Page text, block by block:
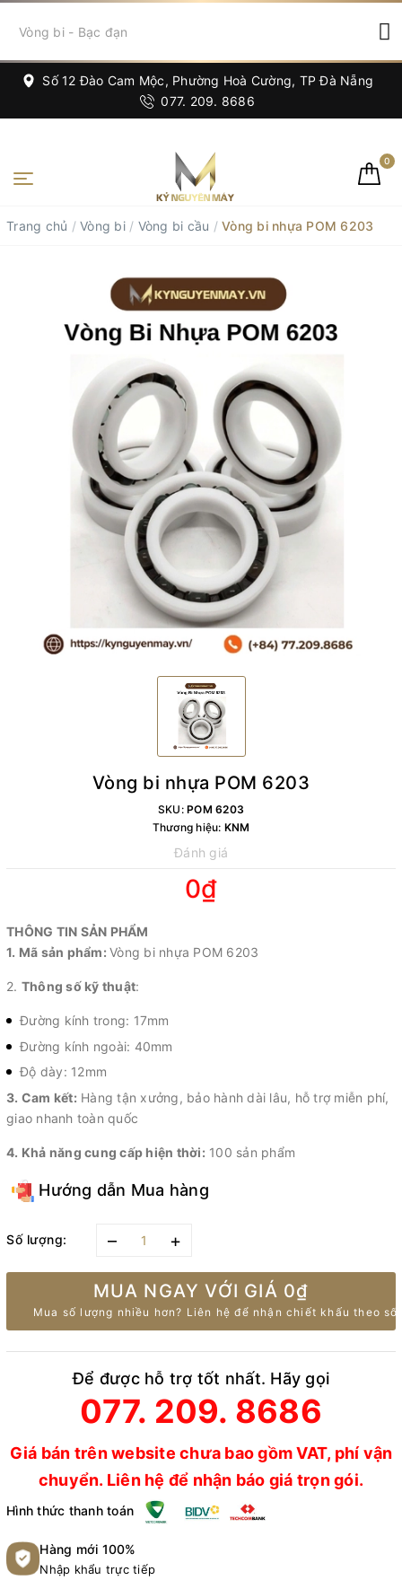
Số 12 Đào Cam Mộc, Phường Hoà Cường, TP Đà Nẵng
077. 209. 8686
0
Trang chủ / Vòng bi/ Vòng bi cầu / Vòng bi nhựa POM 6203
Vòng bi nhựa POM 6203
SKU:POM 6203
Thương hiệu: KNM
Đánh giá
0₫
THÔNG TIN SẢN PHẨM
1. Mã sản phẩm: Vòng bi nhựa POM 6203
2. Thông số kỹ thuật:
Đường kính trong: 17mm
Đường kính ngoài: 40mm
Độ dày: 12mm
3. Cam kết: Hàng tận xưởng, bảo hành dài lâu, hỗ trợ miễn phí,
giao nhanh toàn quốc
4. Khả năng cung cấp hiện thời: 100 sản phẩm
Hướng dẫn Mua hàng
Số lượng: – +
MUA NGAY VỚI GIÁ 0₫
Mua số lượng nhiều hơn? Liên hệ để nhận chiết khấu theo số
Để được hỗ trợ tốt nhất. Hãy gọi
077. 209. 8686
Giá bán trên website chưa bao gồm VAT, phí vận
chuyển. Liên hệ để nhận báo giá trọn gói.
Hình thức thanh toán
Hàng mới 100%
Nhập khẩu trực tiếp